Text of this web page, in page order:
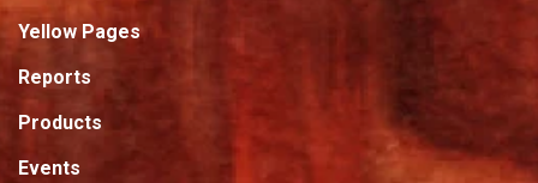
Yellow Pages
Reports
Products
Events